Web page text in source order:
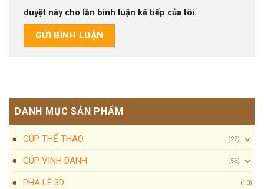
duyệt này cho lần bình luận kế tiếp của tôi.
DANH MỤC SẢN PHẨM
CÚP THỂ THAO (22)
CÚP VINH DANH (56)
PHA LÊ 3D (10)